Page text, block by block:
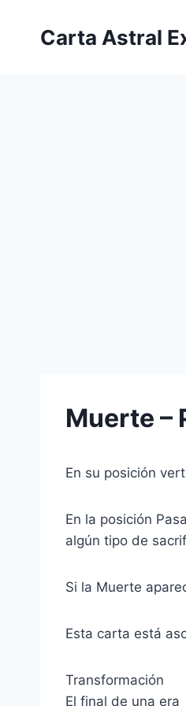
Carta Astral
Muerte –
En su posición
En la posición
algún tipo de
Si la Muerte
Esta carta está
Transformación
El final de una era